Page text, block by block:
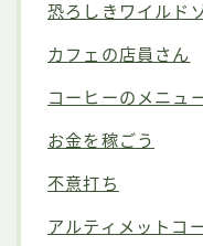
恐ろしきワイルド
カフェの店員さん
コーヒーのメニュ
お金を稼ごう
不意打ち
アルティメットコ